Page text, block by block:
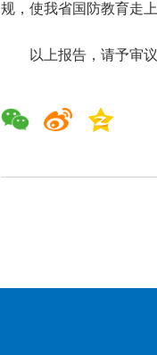
规，使我省国防教育走
以上报告，请予审议